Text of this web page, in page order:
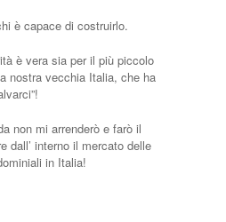
è capace di costruirlo.
è vera sia per il più piccolo
nostra vecchia Italia, che ha
non mi arrenderò e farò il
dall’ interno il mercato delle
in Italia!